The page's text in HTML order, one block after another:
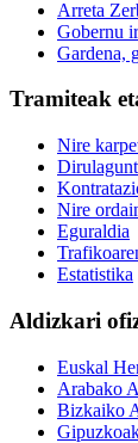
Arreta
Gobernu
Gardena,
Tramiteak
Nire
Nire
Eguraldia
Estatistika
Aldizkari
Euskal
Arabako
Bizkaiko